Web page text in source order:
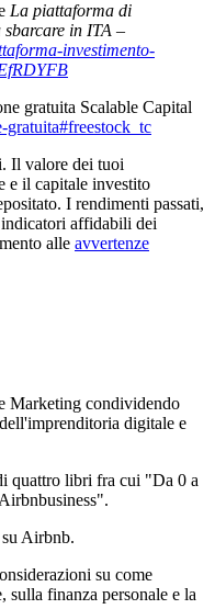
La piattaforma di
in ITA –
investimento-
gratuita Scalable Capital
gratuita#freestock_tc
Il valore dei tuoi
e il capitale investito
I rendimenti passati,
affidabili dei
alle avvertenze
Marketing condividendo
digitale e
quattro libri fra cui "Da 0 a
Airbnb.
su come
sulla finanza personale e la